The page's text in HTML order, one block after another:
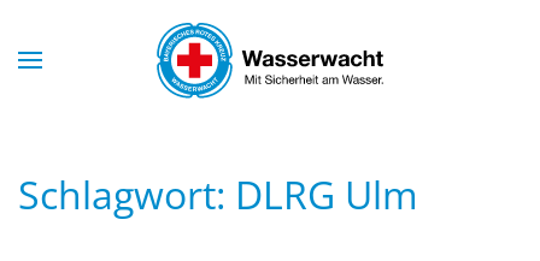
Skip to main content
Schlagwort: DLRG Ulm